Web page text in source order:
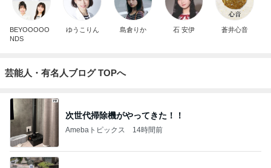
BEYOOOOO
NDS
ゆうこりん 島倉りか 石 安伊 蒼井心音
芸能人・有名人ブログ TOPへ
次世代掃除機がやってきた！！
Amebaトピックス 14時間前